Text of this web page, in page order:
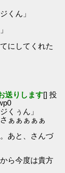
くん」
にしてくれた
送りします[] 投
くぅん」
ぁぁぁぁぁ
あと、さんづ
ら今度は貴方